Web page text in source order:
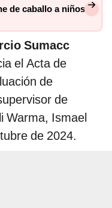
de caballo a niños
Sumacc
el Acta de
de
de
Warma, Ismael
de 2024.